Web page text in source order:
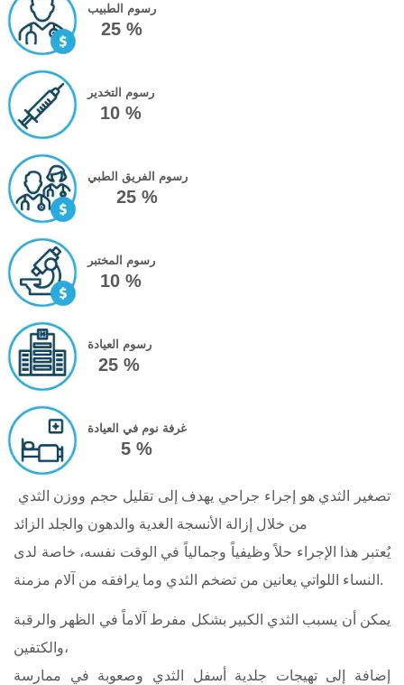
رسوم الطبيب
25 %
رسوم التخدير
10 %
رسوم الفريق الطبي
25 %
رسوم المختبر
10 %
رسوم العيادة
25 %
غرفة نوم في العيادة
5 %
تصغير الثدي هو إجراء جراحي يهدف إلى تقليل حجم ووزن الثدي
من خلال إزالة الأنسجة الغدية والدهون والجلد الزائد
يُعتبر هذا الإجراء حلاً وظيفياً وجمالياً في الوقت نفسه، خاصة لدى
النساء اللواتي يعانين من تضخم الثدي وما يرافقه من آلام مزمنة.
يمكن أن يسبب الثدي الكبير بشكل مفرط آلاماً في الظهر والرقبة
والكتفين،
إضافة إلى تهيجات جلدية أسفل الثدي وصعوبة في ممارسة